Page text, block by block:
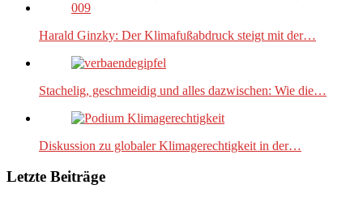
Harald Ginzky: Der Klimafußabdruck steigt mit der…
Stachelig, geschmeidig und alles dazwischen: Wie die…
Diskussion zu globaler Klimagerechtigkeit in der…
Letzte Beiträge